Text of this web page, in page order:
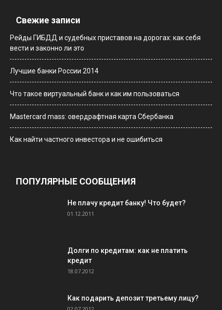
Свежие записи
Рейды ГИБДД и судебных приставов на дорогах: как себя
вести и законно ли это
Лучшие банки России 2014
Что такое виртуальный банк и как им пользоваться
Мastercard mass: овердрафтная карта Сбербанка
Как найти частного инвестора и не ошибиться
ПОПУЛЯРНЫЕ СООБЩЕНИЯ
Не плачу кредит банку! Что будет?
01.12.2011
Долги по кредитам: как не платить
кредит
18.07.2012
Как подарить депозит третьему лицу?